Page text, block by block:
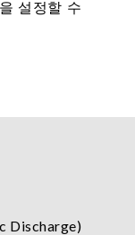
설정할 수
Discharge)